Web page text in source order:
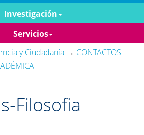
Investigación
Servicios
y Ciudadanía → CONTACTOS-
Filosofia